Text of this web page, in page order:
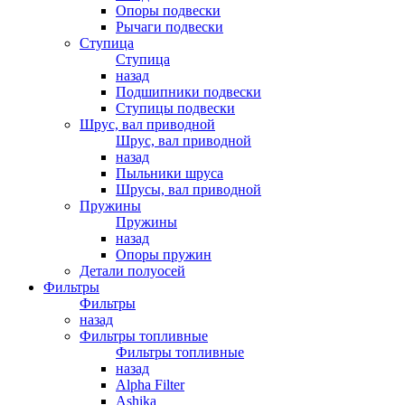
Опоры подвески
Рычаги подвески
Ступица
Ступица
назад
Подшипники подвески
Ступицы подвески
Шрус, вал приводной
Шрус, вал приводной
назад
Пыльники шруса
Шрусы, вал приводной
Пружины
Пружины
назад
Опоры пружин
Детали полуосей
Фильтры
Фильтры
назад
Фильтры топливные
Фильтры топливные
назад
Alpha Filter
Ashika